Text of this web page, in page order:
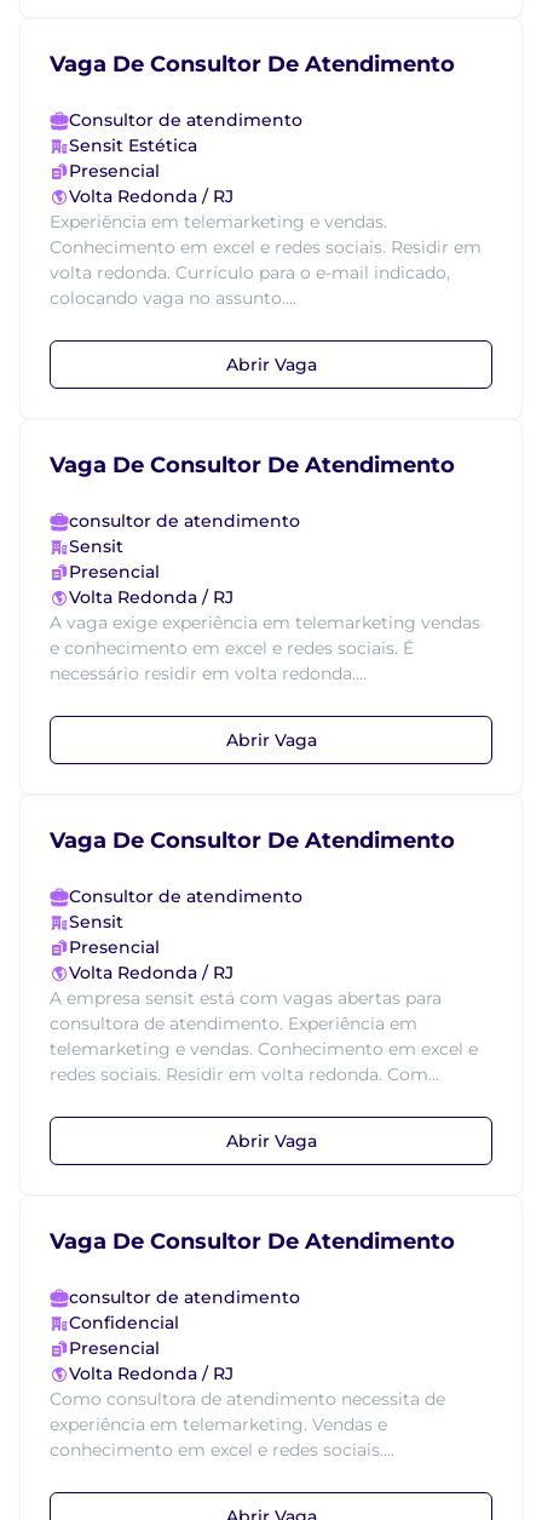
Vaga De Consultor De Atendimento
Consultor de atendimento
Sensit Estética
Presencial
Volta Redonda / RJ
Experiência em telemarketing e vendas.
Conhecimento em excel e redes sociais. Residir em
volta redonda. Currículo para o e-mail indicado,
colocando vaga no assunto....
Abrir Vaga
Vaga De Consultor De Atendimento
consultor de atendimento
Sensit
Presencial
Volta Redonda / RJ
A vaga exige experiência em telemarketing vendas
e conhecimento em excel e redes sociais. É
necessário residir em volta redonda....
Abrir Vaga
Vaga De Consultor De Atendimento
Consultor de atendimento
Sensit
Presencial
Volta Redonda / RJ
A empresa sensit está com vagas abertas para
consultora de atendimento. Experiência em
telemarketing e vendas. Conhecimento em excel e
redes sociais. Residir em volta redonda. Com...
Abrir Vaga
Vaga De Consultor De Atendimento
consultor de atendimento
Confidencial
Presencial
Volta Redonda / RJ
Como consultora de atendimento necessita de
experiência em telemarketing. Vendas e
conhecimento em excel e redes sociais....